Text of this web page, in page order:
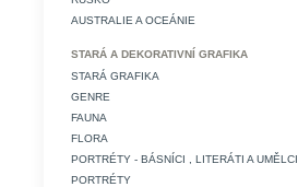
AUSTRALIE A OCEÁNIE
STARÁ A DEKORATIVNÍ GRAFIKA
STARÁ GRAFIKA
GENRE
FAUNA
FLORA
PORTRÉTY - BÁSNÍCI , LITERÁTI A UMĚLCI
PORTRÉTY